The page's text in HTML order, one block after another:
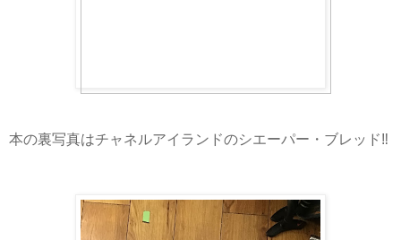
本の裏写真はチャネルアイランドのシエーパー・ブレッド‼️